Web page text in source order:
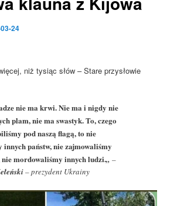
24
niż tysiąc słów – Stare przysłowie
nie ma krwi. Nie ma i nigdy nie
plam, nie ma swastyk. To, czego
pod naszą flagą, to nie
innych państw, nie zajmowaliśmy
mordowaliśmy innych ludzi.„ –
– prezydent Ukrainy